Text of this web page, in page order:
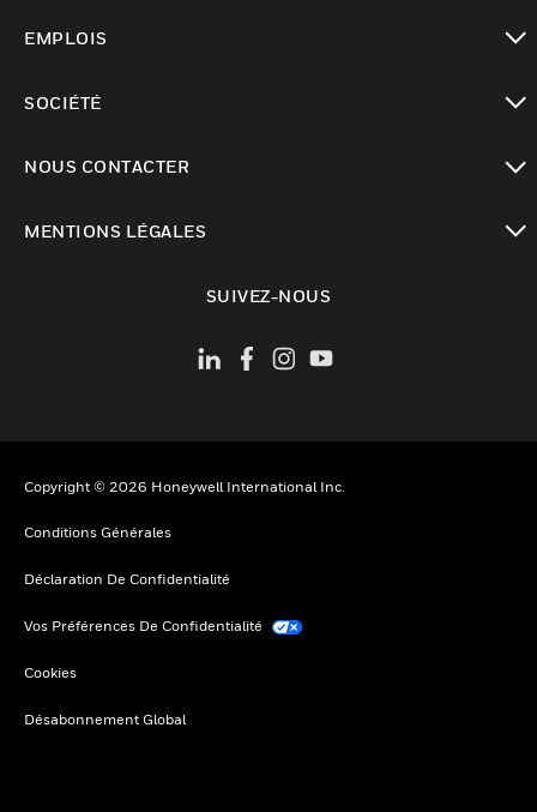
EMPLOIS
SOCIÉTÉ
NOUS CONTACTER
MENTIONS LÉGALES
SUIVEZ-NOUS
Copyright © 2026 Honeywell International Inc.
Conditions Générales
Déclaration De Confidentialité
Vos Préférences De Confidentialité
Cookies
Désabonnement Global